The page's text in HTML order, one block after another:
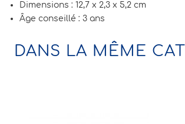
Dimensions : 12,7 x 2,3 x 5,2 cm
Âge conseillé : 3 ans
DANS LA MÊME